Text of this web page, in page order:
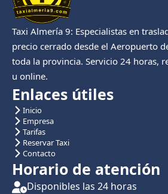
Taxi Almería 9: Especialistas en
precio cerrado desde el Aeropuerto
toda la provincia. Servicio 24 horas,
u online.
Enlaces útiles
Inicio
Empresa
Tarifas
Reservar Taxi
Contacto
Horario de atención
Disponibles las 24 horas